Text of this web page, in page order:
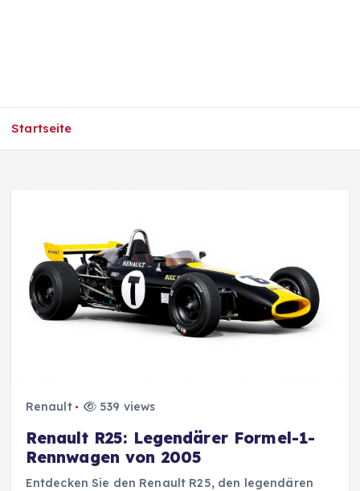
Startseite
Renault 539 views
Renault R25: Legendärer Formel-1-
Rennwagen von 2005
Entdecken Sie den Renault R25, den legendären